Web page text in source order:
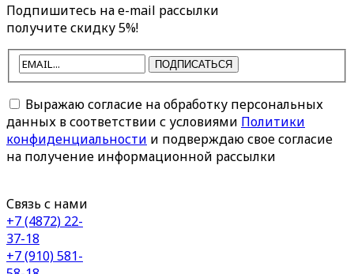
Подпишитесь на e-mail рассылки
получите скидку 5%!
ПОДПИСАТЬСЯ
Выражаю согласие на обработку персональных
данных в соответствии с условиями Политики
конфиденциальности и подверждаю свое согласие
на получение информационной рассылки
Связь с нами
+7 (4872) 22-
37-18
+7 (910) 581-